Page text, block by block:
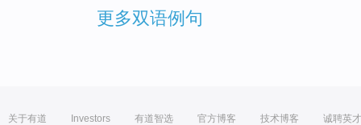
更多双语例句
关于有道 Investors 有道智选 官方博客 技术博客 诚聘英才